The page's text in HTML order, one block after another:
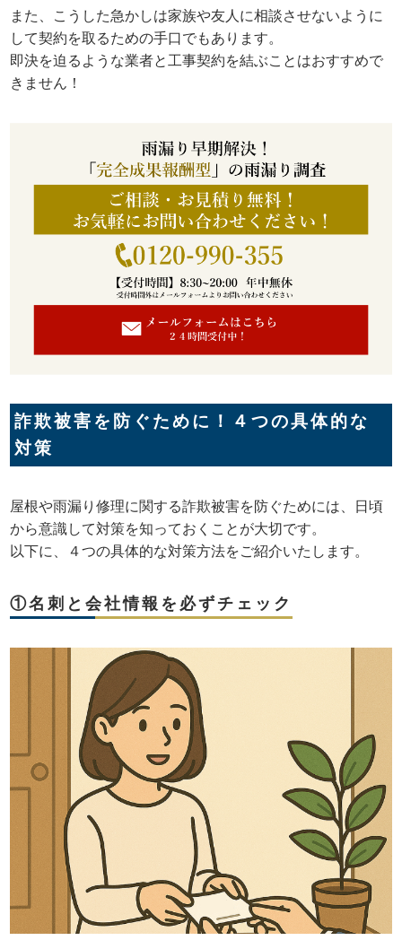
また、こうした急かしは家族や友人に相談させないように
して契約を取るための手口でもあります。
即決を迫るような業者と工事契約を結ぶことはおすすめで
きません！
詐欺被害を防ぐために！４つの具体的な
対策
屋根や雨漏り修理に関する詐欺被害を防ぐためには、日頃
から意識して対策を知っておくことが大切です。
以下に、４つの具体的な対策方法をご紹介いたします。
①名刺と会社情報を必ずチェック